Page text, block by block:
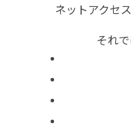
ネットアクセ
それ